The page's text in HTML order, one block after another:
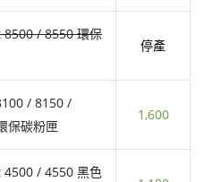
8500 / 8550 環保
停產
/ 8150 /
保碳粉匣
1,600
4500 / 4550 黑色